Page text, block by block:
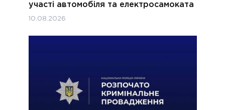
участі автомобіля та електросамоката
10.08.2026